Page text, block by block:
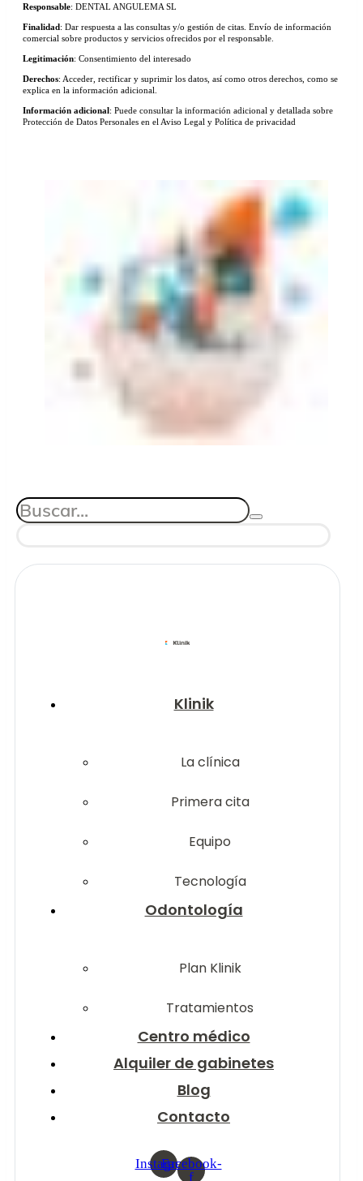
Responsable: DENTAL ANGULEMA SL
Finalidad: Dar respuesta a las consultas y/o gestión de citas. Envío de información
comercial sobre productos y servicios ofrecidos por el responsable.
Legitimación: Consentimiento del interesado
Derechos: Acceder, rectificar y suprimir los datos, así como otros derechos, como se
explica en la información adicional.
Información adicional: Puede consultar la información adicional y detallada sobre
Protección de Datos Personales en el Aviso Legal y Política de privacidad
Klinik
La clínica
Primera cita
Equipo
Tecnología
Odontología
Plan Klinik
Tratamientos
Centro médico
Alquiler de gabinetes
Blog
Contacto
Instagram
Facebook-
f